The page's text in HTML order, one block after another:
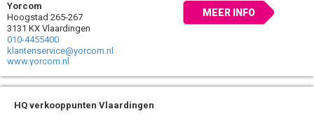
Yorcom
Hoogstad 265-267
3131 KX Vlaardingen
010-4455400
klantenservice@yorcom.nl
www.yorcom.nl
MEER INFO
HQ verkooppunten Vlaardingen